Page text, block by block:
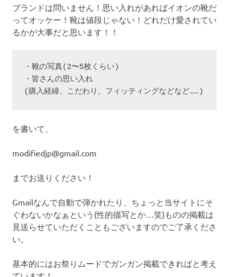
ブランドは問いません！思い入れがあればイオンの靴だ
ってオッケー！靴は値段じゃない！どれだけ愛されてい
るかが大事だと思います！！
・靴の写真(2〜5枚くらい)
・皆さんの思い入れ
(購入経緯、こだわり、フィッティングなどなど……)
を書いて、
modifiedjp@gmail.com
までお送りください！
Gmailなんで自動で弾かれたり、ちょっと当サイトにそ
ぐわないかなぁという(性的描写とか…笑)ものの掲載は
見送らせていただくこともございますのでご了承くださ
い。
基本的にはお祭りムードでガンガン掲載できればと考え